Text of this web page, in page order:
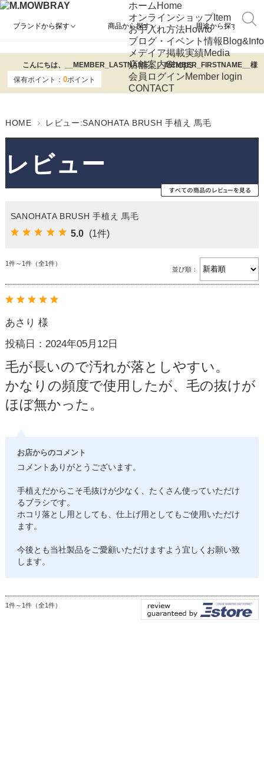
ホーム Home
オンラインショップItem
お手入れ方法Howto
ブログ・イベント情報Blog&Info
メデイア掲載実績Media
店舗案内Shops
会員ログインMember login
CONTACT
ブランドから探す 商品から探す 用途から探す
こんにちは、 __MEMBER_LASTNAME__ __MEMBER_FIRSTNAME__ 様
保有ポイント：0ポイント
HOME レビュー:SANOHATA BRUSH 手植え 馬毛
レビュー
SANOHATA BRUSH 手植え 馬毛
5.0 (1件)
1件～1件（全1件）
並び順：
あさり 様
投稿日：2024年05月12日
毛が長いので汚れが落としやすい。
かなりの頻度で使用したが、毛の抜けが
ほぼ無かった。
お店からのコメント
コメントありがとうございます。
手植えだからこそ毛抜けが少なく、たくさん使っていただけ
るブラシです。
ホコリ落とし用としても、仕上げ用としてもご使用いただけ
ます。
今後とも当社製品をご愛顧いただけますよう宜しくお願い致
します。
1件～1件（全1件）